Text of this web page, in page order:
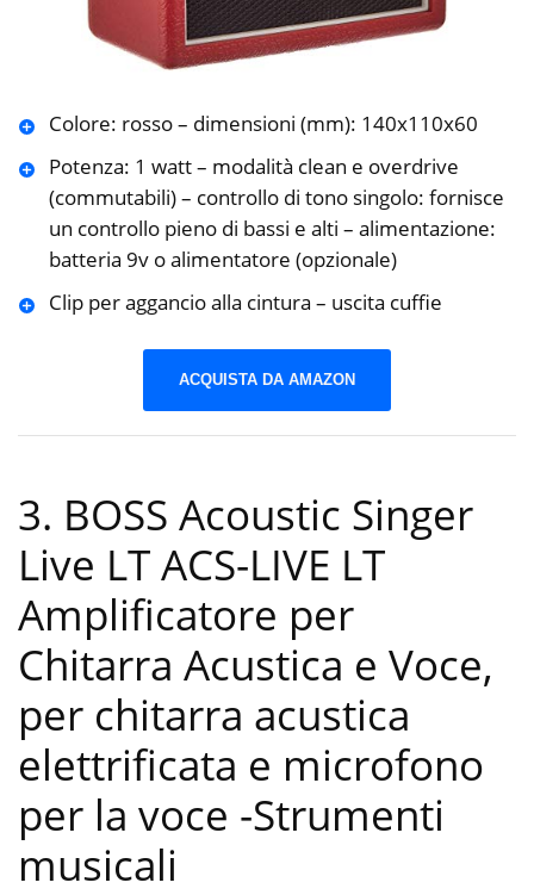
Colore: rosso – dimensioni (mm): 140x110x60
Potenza: 1 watt – modalità clean e overdrive
(commutabili) – controllo di tono singolo: fornisce
un controllo pieno di bassi e alti – alimentazione:
batteria 9v o alimentatore (opzionale)
Clip per aggancio alla cintura – uscita cuffie
ACQUISTA DA AMAZON
3. BOSS Acoustic Singer
Live LT ACS-LIVE LT
Amplificatore per
Chitarra Acustica e Voce,
per chitarra acustica
elettrificata e microfono
per la voce -Strumenti
musicali